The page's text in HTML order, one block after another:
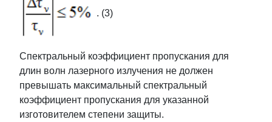
. (3)
Спектральный коэффициент пропускания для
длин волн лазерного излучения не должен
превышать максимальный спектральный
коэффициент пропускания для указанной
изготовителем степени защиты.